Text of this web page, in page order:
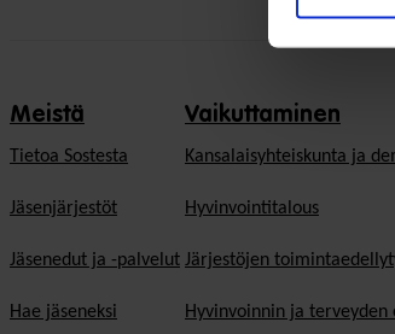
Meistä
Tietoa Sostesta
Jäsenjärjestöt
Jäsenedut ja -palvelut
Hae jäseneksi
Vaikuttaminen
Kansalaisyhteiskunta ja
Hyvinvointitalous
Järjestöjen
Hyvinvoinnin ja terveyden